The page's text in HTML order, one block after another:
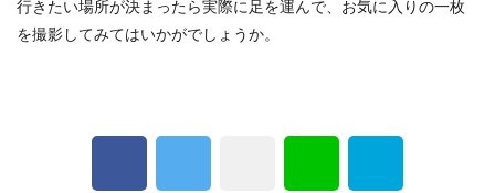
行きたい場所が決まったら実際に足を運んで、お気に入りの一枚
を撮影してみてはいかがでしょうか。